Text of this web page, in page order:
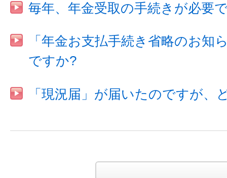
毎年、年金受取の手続きが必要
「年金お支払手続き省略のお
ですか?
「現況届」が届いたのですが